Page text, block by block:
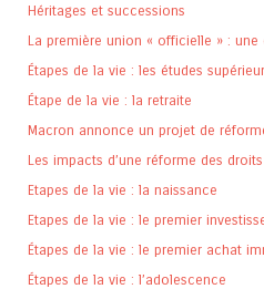
Héritages et successions
La première union « officielle » :
Étapes de la vie : les études
Étape de la vie : la retraite
Macron annonce un projet de
Les impacts d’une réforme des
Etapes de la vie : la naissance
Etapes de la vie : le premier
Étapes de la vie : le premier achat
Étapes de la vie : l’adolescence